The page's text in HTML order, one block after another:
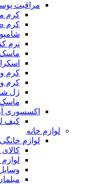
مراقبت
کرم
کرم
نرم
کرم
کرم
ژل
اکسسوری
کیف
لوازم خانه
لوازم خانگی